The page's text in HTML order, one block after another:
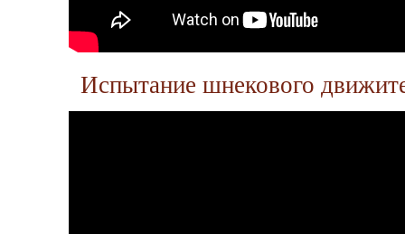
Испытание шнекового